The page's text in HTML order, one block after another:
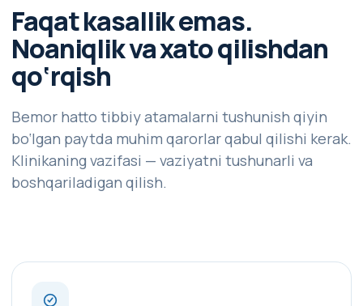
Faqat kasallik emas.
Noaniqlik va xato qilishdan
qo‘rqish
Bemor hatto tibbiy atamalarni tushunish qiyin
bo‘lgan paytda muhim qarorlar qabul qilishi kerak.
Klinikaning vazifasi — vaziyatni tushunarli va
boshqariladigan qilish.